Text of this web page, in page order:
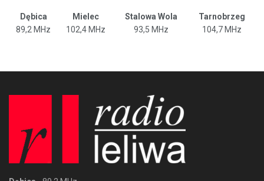
Dębica Mielec Stalowa Wola
Tarnobrzeg
89,2 MHz
102,4 MHz 93,5 MHz 104,7 MHz